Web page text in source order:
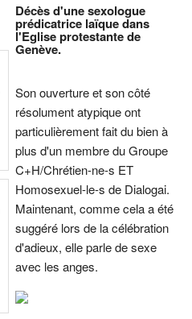
Décès d'une sexologue
prédicatrice laïque dans
l'Eglise protestante de
Genève.
Son ouverture et son côté
résolument atypique ont
particulièrement fait du bien à
plus d'un membre du Groupe
C+H/Chrétien-ne-s ET
Homosexuel-le-s de Dialogai.
Maintenant, comme cela a été
suggéré lors de la célébration
d'adieux, elle parle de sexe
avec les anges.